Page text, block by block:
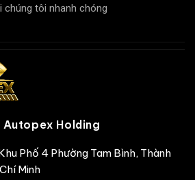
chúng tôi nhanh chóng
Autopex Holding
Phố 4 Phường Tam Bình, Thành
Minh